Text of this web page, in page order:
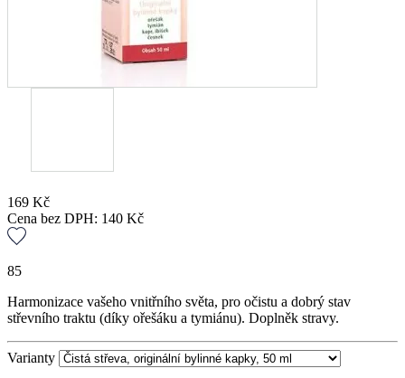
169 Kč
Cena bez DPH: 140 Kč
85
Harmonizace vašeho vnitřního světa, pro očistu a dobrý stav
střevního traktu (díky ořešáku a tymiánu). Doplněk stravy.
Varianty